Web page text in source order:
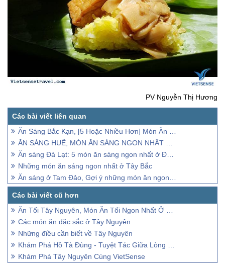
PV Nguyễn Thị Hương
Ăn Sáng Bắc Kạn, [5 Hoặc Nhiều Hơn] Món Ăn Sáng Ngon Nhất Ở Bắc Kạn
ĂN SÁNG HUẾ, MÓN ĂN SÁNG NGON NHẤT Ở HUẾ. HƯƠNG VỊ TẠO NÊN XÚC CẢM.
Ăn sáng Đà Lạt: 5 món ăn sáng ngon nhất ở Đà Lạt
Những món ăn sáng ngon nhất ở Tây Bắc
Ăn sáng ở Tam Đảo, Gợi ý những món ăn ngon nhất ở Tam Đảo
Ăn Tối Tây Nguyên, Món Ăn Tối Ngon Nhất Ở Tây Nguyên
Các món ăn đặc sắc ở Tây Nguyên
Những điều cần biết về Tây Nguyên
Khám Phá Hồ Tà Đùng - Tuyệt Tác Giữa Lòng Tây Nguyên
Khám Phá Tây Nguyên Cùng VietSense